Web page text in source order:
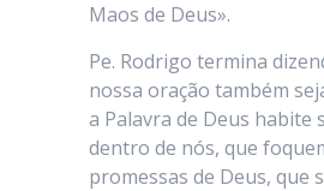
Maos de Deus».
Pe. Rodrigo termina
nossa oração também
a Palavra de Deus habite
dentro de nós, que
promessas de Deus, que